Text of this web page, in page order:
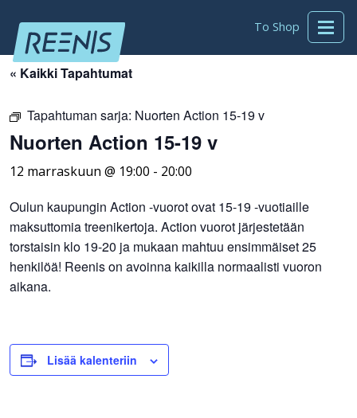
To Shop
« Kaikki Tapahtumat
Tapahtuman sarja: Nuorten Action 15-19 v
Nuorten Action 15-19 v
12 marraskuun @ 19:00 - 20:00
Oulun kaupungin Action -vuorot ovat 15-19 -vuotiaille
maksuttomia treenikertoja. Action vuorot järjestetään
torstaisin klo 19-20 ja mukaan mahtuu ensimmäiset 25
henkilöä! Reenis on avoinna kaikilla normaalisti vuoron
aikana.
Lisää kalenteriin